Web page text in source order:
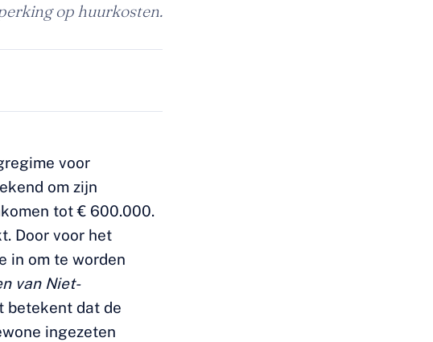
op huurkosten.
voor
om zijn
tot € 600.000.
Door voor het
in om te worden
van Niet-
betekent dat de
ingezeten